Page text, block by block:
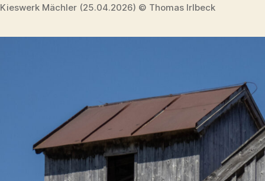
Kieswerk Mächler (25.04.2026) © Thomas Irlbeck